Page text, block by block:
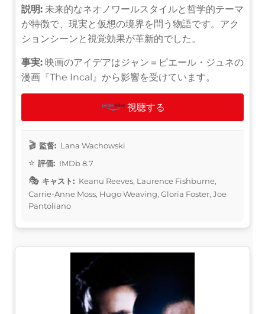
説明: 未来的なネオノワールスタイルと哲学的テーマ
が特徴で、現実と仮想の境界を問う物語です。アク
ションシーンと視覚効果が革新的でした。
事実: 映画のアイデアはジャン＝ピエール・ジュネの
漫画『The Incal』から影響を受けています。
視聴する
監督: Lana Wachowski
評価: IMDb 8.7
キャスト: Keanu Reeves, Laurence Fishburne,
Carrie-Anne Moss, Hugo Weaving, Gloria Foster, Joe
Pantoliano